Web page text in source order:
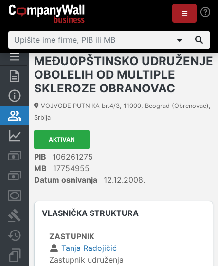
Rezime
Osnovni podaci
Vlasnička struktura
Finansijski podaci
Kreditni limit kompanije
Računi i blokade
Sudski sporovi
Javne nabavke
Dokumenti i objave
MEĐUOPŠTINSKO UDRUŽENJE
OBOLELIH OD MULTIPLE
SKLEROZE OBRANOVAC
VOJVODE PUTNIKA br.4/3, 11000, Beograd (Obrenovac),
Srbija
AKTIVAN
PIB
106261275
MB
17754955
Datum osnivanja
12.12.2008.
VLASNIČKA STRUKTURA
ZASTUPNIK
Tanja Radojičić
Zastupnik udruženja